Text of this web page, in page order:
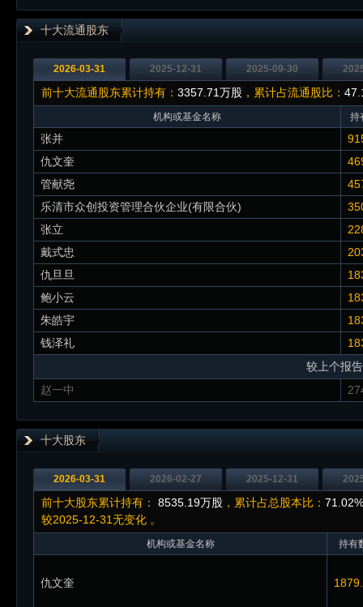
十大流通股东
2026-03-31 2025-12-31 2025-09-30
前十大流通股东累计持有： 3357.71万股 ，累计占流通股比：
机构或基金名称 持
张并
仇文奎
管献尧
乐清市众创投资管理合伙企业(有限合伙)
张立
戴式忠
仇旦旦
鲍小云
朱皓宇
钱泽礼
较上个报
赵一中
十大股东
2026-03-31 2026-02-27 2025-12-31
前十大股东累计持有： 8535.19万股 ，累计占总股本比： 71.02%
较2025-12-31无变化 。
机构或基金名称 持有
仇文奎